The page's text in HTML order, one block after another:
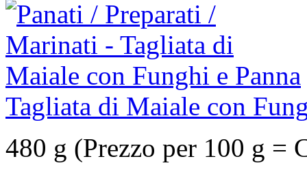
Tagliata di Maiale con
480 g (Prezzo per 100 g =